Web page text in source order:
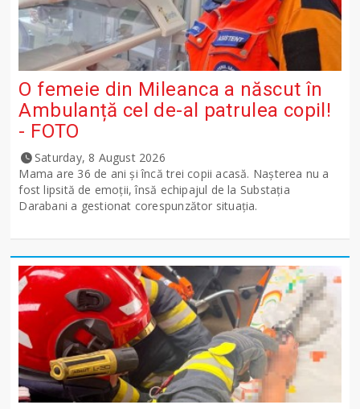
O femeie din Mileanca a născut în
Ambulanță cel de-al patrulea copil!
- FOTO
Saturday, 8 August 2026
Mama are 36 de ani și încă trei copii acasă. Nașterea nu a
fost lipsită de emoții, însă echipajul de la Substația
Darabani a gestionat corespunzător situația.